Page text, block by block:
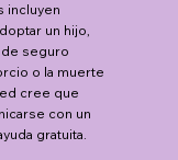
incluyen
un hijo,
seguro
o la muerte
cree que
con un
gratuita.